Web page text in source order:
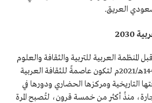
العريق.
2030
المنظمة العربية للتربية والثقافة والعلوم
"الألكسو" في عام 1443هـ/2021م لتكون عاصمةً للثقافة العربية
لعراقتها التاريخية ومركزها الحضاري ودورها في
منذُ أكثر من خمسة قرون، لتُصبح المرة